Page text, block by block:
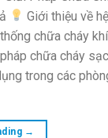
Giới thiệu về hệ
chữa cháy khí
chữa cháy
trong các
→